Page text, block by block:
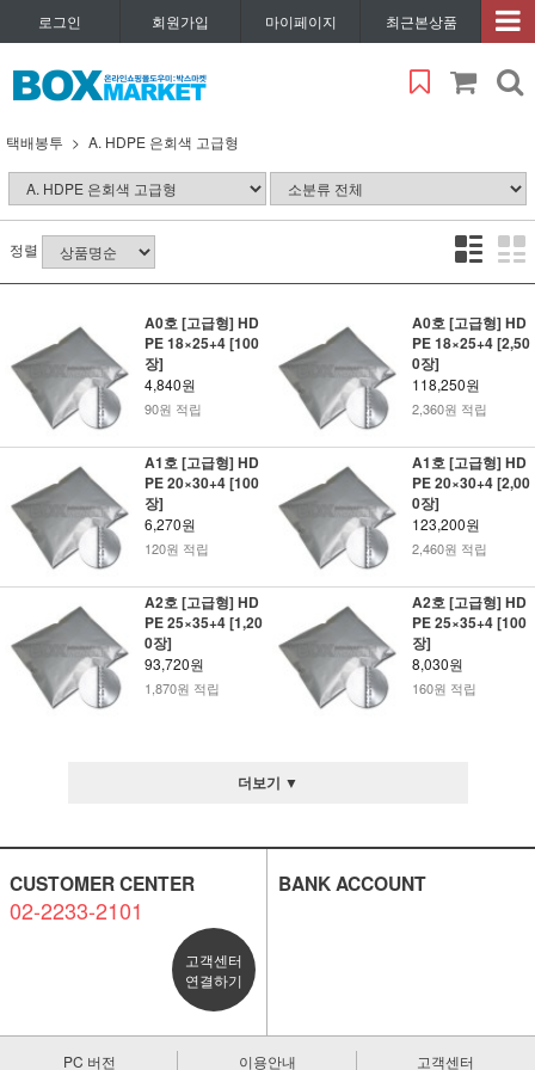
로그인 회원가입 마이페이지 최근본상품
택배봉투 A. HDPE 은회색 고급형
정렬
A0호 [고급형] HD
PE 18×25+4 [100
장]
4,840원
90원 적립
A0호 [고급형] HD
PE 18×25+4 [2,50
0장]
118,250원
2,360원 적립
A1호 [고급형] HD
PE 20×30+4 [100
장]
6,270원
120원 적립
A1호 [고급형] HD
PE 20×30+4 [2,00
0장]
123,200원
2,460원 적립
A2호 [고급형] HD
PE 25×35+4 [1,20
0장]
93,720원
1,870원 적립
A2호 [고급형] HD
PE 25×35+4 [100
장]
8,030원
160원 적립
더보기 ▼
CUSTOMER CENTER
02-2233-2101
고객센터
연결하기
BANK ACCOUNT
PC 버전 이용안내 고객센터